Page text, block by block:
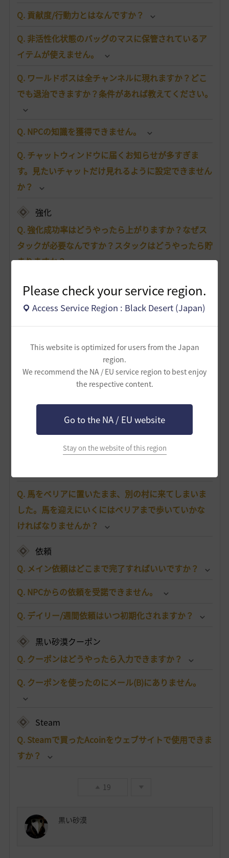
Please check your service region.
Access Service Region : Black Desert (Japan)
This website is optimized for users from the Japan
region.
We recommend the NA / EU service region to best enjoy
the respective content.
Go to the NA / EU website
Stay on the website of this region
Q. 貢献度/行動力とはなんですか？
Q. 非活性化状態のバッグのマスに保管されているア
イテムが使えません。
Q. ワールドボスは全チャンネルに現れますか？どこ
でも退治できますか？条件があれば教えてください。
Q. NPCの知識を獲得できません。
Q. チャットウィンドウに届くお知らせが多すぎま
す。見たいチャットだけ見れるように設定できません
か？
強化
Q. 強化成功率はどうやったら上がりますか？なぜス
タックが必要なんですか？スタックはどうやったら貯
まりますか？
Q. 「始まりのブラックストーン」が余ってしまいま
した。何か使い道はありませんか？もしくは売るこ
てしまいました。耐久度は、どこで修理/復旧できま
すか？また、装備ごとに必要な材料があれば知りた
Q. 馬はどこで手に入りますか？
Q. 馬が死んでしまいました。どうすればいいです
Q. 馬をベリアに置いたまま、別の村に来てしまいま
した。馬を迎えにいくにはベリアまで歩いていかな
ければなりませんか？
依頼
Q. メイン依頼はどこまで完了すればいいですか？
Q. NPCからの依頼を受諾できません。
Q. デイリー/週間依頼はいつ初期化されますか？
黒い砂漠クーポン
Q. クーポンはどうやったら入力できますか？
Q. クーポンを使ったのにメール(B)にありません。
Steam
Q. Steamで買ったAcoinをウェブサイトで使用できま
すか？
19
黒い砂漠